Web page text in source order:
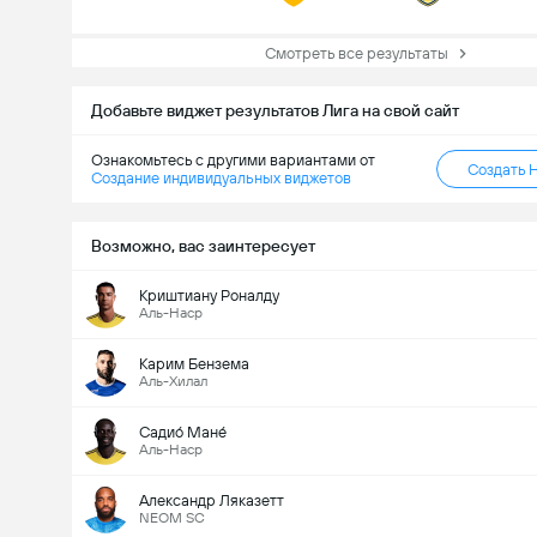
Смотреть все результаты
Добавьте виджет результатов Лига на свой сайт
Ознакомьтесь с другими вариантами от
Создание индивидуальных виджетов
Создать
Возможно, вас заинтересует
Криштиану Роналду
Аль-Наср
Карим Бензема
Аль-Хилал
Садио́ Мане́
Аль-Наср
Александр Ляказетт
NEOM SC